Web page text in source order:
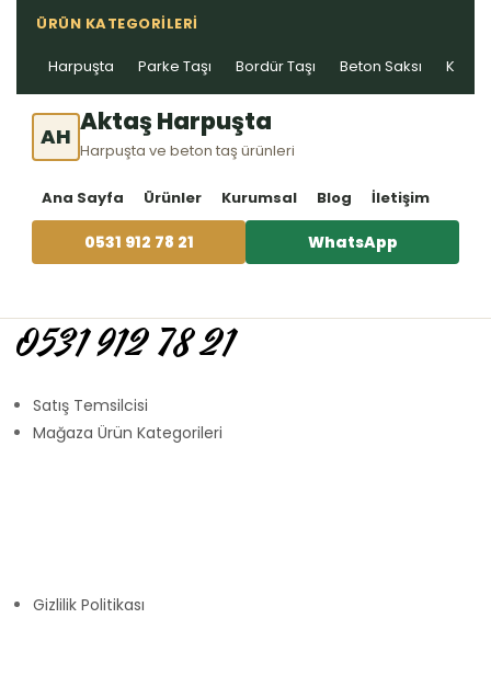
ÜRÜN KATEGORILERI
Harpuşta Parke Taşı Bordür Taşı Beton Saksı Kablo
AH Aktaş Harpuşta
Harpuşta ve beton taş ürünleri
Ana Sayfa Ürünler Kurumsal Blog İletişim
0531 912 78 21 WhatsApp
0531 912 78 21
Satış Temsilcisi
Mağaza Ürün Kategorileri
Gizlilik Politikası